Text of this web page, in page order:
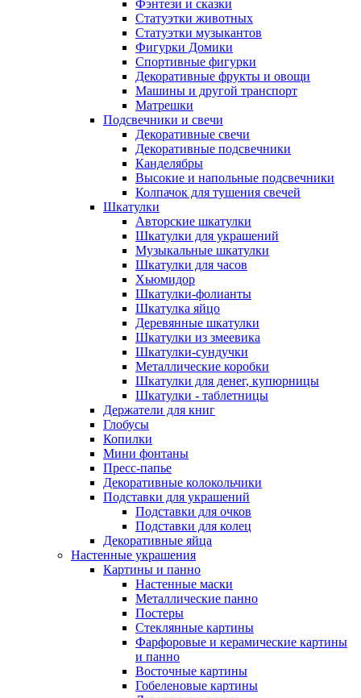
Фэнтези и сказки
Статуэтки животных
Статуэтки музыкантов
Фигурки Домики
Спортивные фигурки
Декоративные фрукты и овощи
Машины и другой транспорт
Матрешки
Подсвечники и свечи
Декоративные свечи
Декоративные подсвечники
Канделябры
Высокие и напольные подсвечники
Колпачок для тушения свечей
Шкатулки
Авторские шкатулки
Шкатулки для украшений
Музыкальные шкатулки
Шкатулки для часов
Хьюмидор
Шкатулки-фолианты
Шкатулка яйцо
Деревянные шкатулки
Шкатулки из змеевика
Шкатулки-сундучки
Металлические коробки
Шкатулки для денег, купюрницы
Шкатулки - таблетницы
Держатели для книг
Глобусы
Копилки
Мини фонтаны
Пресс-папье
Декоративные колокольчики
Подставки для украшений
Подставки для очков
Подставки для колец
Декоративные яйца
Настенные украшения
Картины и панно
Настенные маски
Металлические панно
Постеры
Стеклянные картины
Фарфоровые и керамические картины
и панно
Восточные картины
Гобеленовые картины